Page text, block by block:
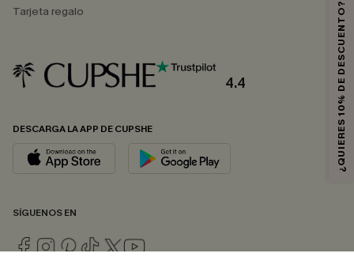
Tarjeta regalo
4.4
DESCARGA LA APP DE CUPSHE
SÍGUENOS EN
¿QUIERES 10% DE DESCUENTO?